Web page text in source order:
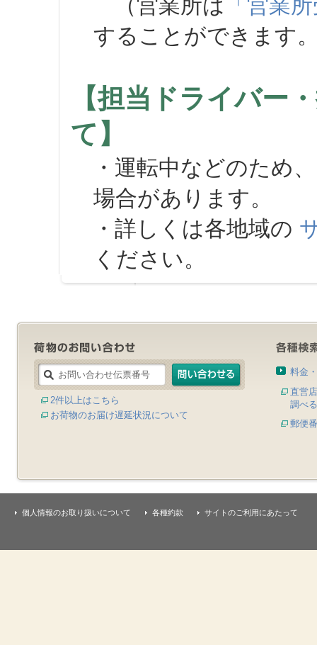
（営業所は 「営業
することができます
【担当ドライバー
て】
・運転中などのため
場合があります。
・詳しくは各地域の
ください。
2件以上はこちら
お荷物のお届け遅延状況について
料金
直営
調べる
郵便
個人情報のお取り扱いについて 各種約款 サイトのご利用にあたって